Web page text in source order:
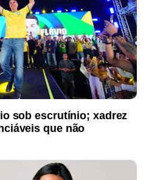
sob escrutínio; xadrez
que não